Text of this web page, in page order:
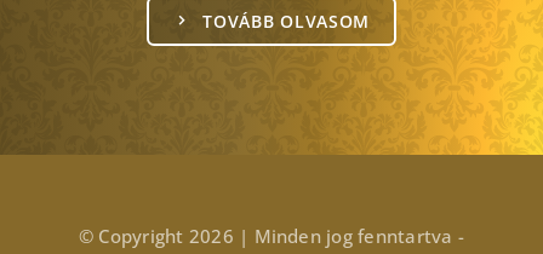
TOVÁBB OLVASOM
© Copyright 2026 | Minden jog fenntartva -